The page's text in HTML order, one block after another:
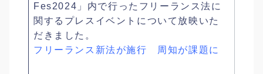
Fes2024」内で行ったフリーランス法に
関するプレスイベントについて放映いた
だきました。
フリーランス新法が施行 周知が課題に